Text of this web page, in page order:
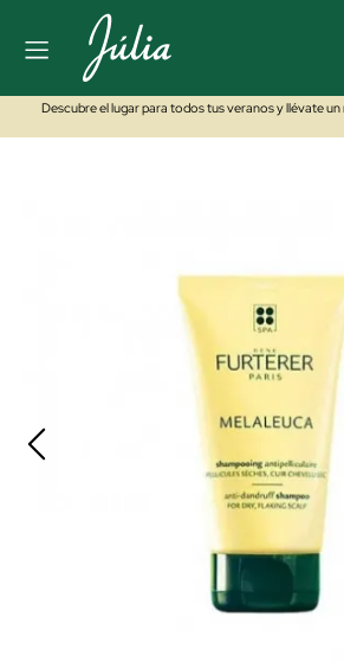
Descubre el lugar para todos tus veranos y llévate